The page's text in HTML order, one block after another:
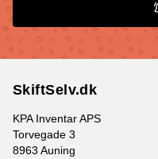
SkiftSelv.dk
KPA Inventar APS
Torvegade 3
8963 Auning